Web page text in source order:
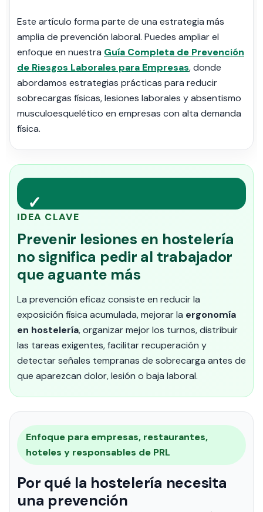
Este artículo forma parte de una estrategia más
amplia de prevención laboral. Puedes ampliar el
enfoque en nuestra Guía Completa de Prevención
de Riesgos Laborales para Empresas, donde
abordamos estrategias prácticas para reducir
sobrecargas físicas, lesiones laborales y absentismo
musculoesquelético en empresas con alta demanda
física.
✓
IDEA CLAVE
Prevenir lesiones en hostelería
no significa pedir al trabajador
que aguante más
La prevención eficaz consiste en reducir la
exposición física acumulada, mejorar la ergonomía
en hostelería, organizar mejor los turnos, distribuir
las tareas exigentes, facilitar recuperación y
detectar señales tempranas de sobrecarga antes de
que aparezcan dolor, lesión o baja laboral.
Enfoque para empresas, restaurantes,
hoteles y responsables de PRL
Por qué la hostelería necesita
una prevención